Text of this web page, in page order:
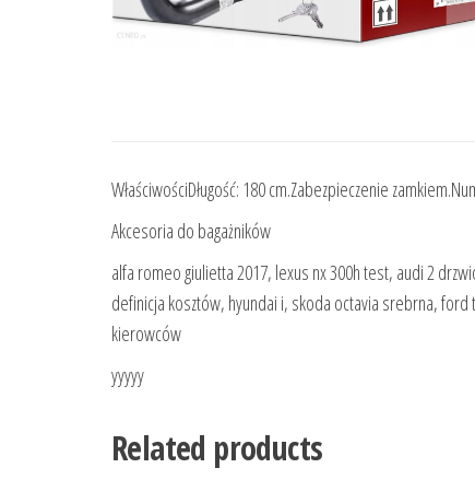
WłaściwościDługość: 180 cm.Zabezpieczenie
Akcesoria do bagażników
alfa romeo giulietta 2017, lexus nx 300h test, audi 2
definicja kosztów, hyundai i, skoda octavia srebrna,
kierowców
yyyyy
Related products